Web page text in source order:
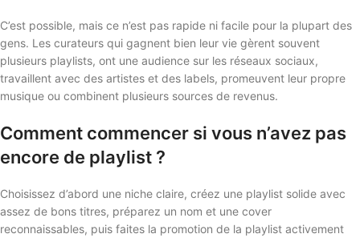
C’est possible, mais ce n’est pas rapide ni facile pour la plupart des
gens. Les curateurs qui gagnent bien leur vie gèrent souvent
plusieurs playlists, ont une audience sur les réseaux sociaux,
travaillent avec des artistes et des labels, promeuvent leur propre
musique ou combinent plusieurs sources de revenus.
Comment commencer si vous n’avez pas
encore de playlist ?
Choisissez d’abord une niche claire, créez une playlist solide avec
assez de bons titres, préparez un nom et une cover
reconnaissables, puis faites la promotion de la playlist activement